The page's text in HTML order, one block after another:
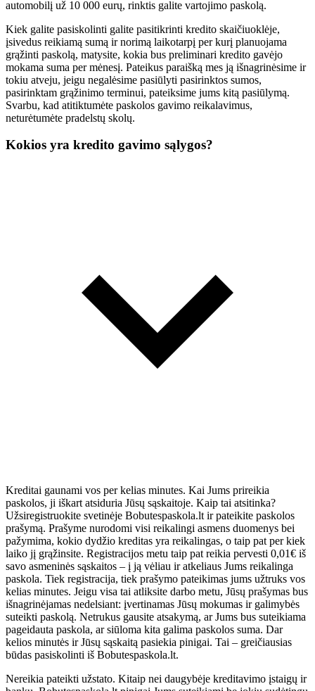
automobilį už 10 000 eurų, rinktis galite vartojimo paskolą.
Kiek galite pasiskolinti galite pasitikrinti kredito skaičiuoklėje,
įsivedus reikiamą sumą ir norimą laikotarpį per kurį planuojama
grąžinti paskolą, matysite, kokia bus preliminari kredito gavėjo
mokama suma per mėnesį. Pateikus paraišką mes ją išnagrinėsime ir
tokiu atveju, jeigu negalėsime pasiūlyti pasirinktos sumos,
pasirinktam grąžinimo terminui, pateiksime jums kitą pasiūlymą.
Svarbu, kad atitiktumėte paskolos gavimo reikalavimus,
neturėtumėte pradelstų skolų.
Kokios yra kredito gavimo sąlygos?
Kreditai gaunami vos per kelias minutes. Kai Jums prireikia
paskolos, ji iškart atsiduria Jūsų sąskaitoje. Kaip tai atsitinka?
Užsiregistruokite svetinėje Bobutespaskola.lt ir pateikite paskolos
prašymą. Prašyme nurodomi visi reikalingi asmens duomenys bei
pažymima, kokio dydžio kreditas yra reikalingas, o taip pat per kiek
laiko jį grąžinsite. Registracijos metu taip pat reikia pervesti 0,01€ iš
savo asmeninės sąskaitos – į ją vėliau ir atkeliaus Jums reikalinga
paskola. Tiek registracija, tiek prašymo pateikimas jums užtruks vos
kelias minutes. Jeigu visa tai atliksite darbo metu, Jūsų prašymas bus
išnagrinėjamas nedelsiant: įvertinamas Jūsų mokumas ir galimybės
suteikti paskolą. Netrukus gausite atsakymą, ar Jums bus suteikiama
pageidauta paskola, ar siūloma kita galima paskolos suma. Dar
kelios minutės ir Jūsų sąskaitą pasiekia pinigai. Tai – greičiausias
būdas pasiskolinti iš Bobutespaskola.lt.
Nereikia pateikti užstato. Kitaip nei daugybėje kreditavimo įstaigų ir